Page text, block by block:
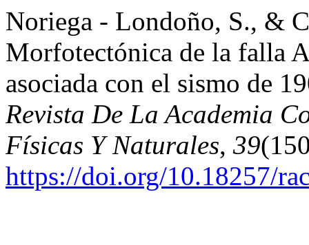
Noriega - Londoño, S., &
Morfotectónica de la falla
asociada con el sismo de
Revista De La Academia
Físicas Y Naturales, 39
https://doi.org/10.18257/